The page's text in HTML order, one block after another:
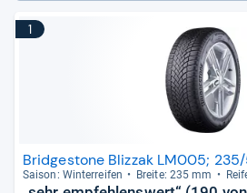
1
Bridgestone Blizzak LM005; 235/
Sai­son: Win­ter­rei­fen Breite: 235 mm